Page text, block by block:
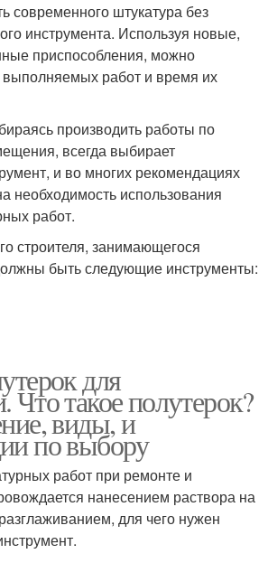
современного штукатура без
инструмента. Используя новые,
приспособления, можно
выполняемых работ и время их
производить работы по
всегда выбирает
и во многих рекомендациях
необходимость использования
работ.
строителя, занимающегося
быть следующие инструменты:
для
Что такое полутерок?
виды, и
по выбору
работ при ремонте и
нанесением раствора на
для чего нужен